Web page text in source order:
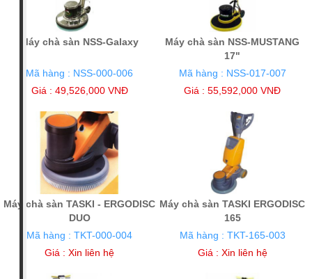
Máy chà sàn NSS-Galaxy
Mã hàng : NSS-000-006
Giá : 49,526,000 VNĐ
Máy chà sàn NSS-MUSTANG
17"
Mã hàng : NSS-017-007
Giá : 55,592,000 VNĐ
Máy chà sàn TASKI - ERGODISC
DUO
Mã hàng : TKT-000-004
Giá :Xin liên hệ
Máy chà sàn TASKI ERGODISC
165
Mã hàng : TKT-165-003
Giá : Xin liên hệ